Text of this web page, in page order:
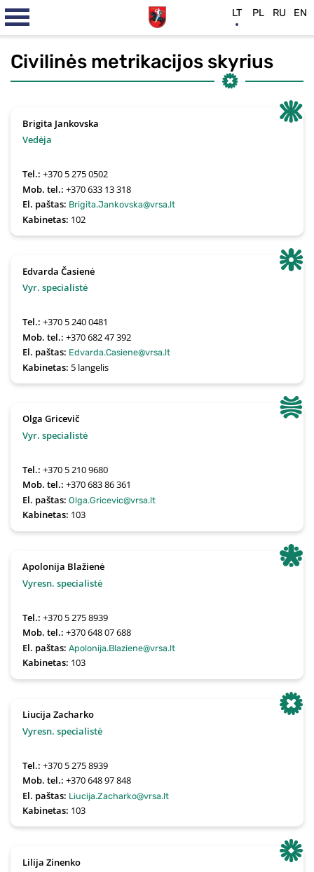
Civilinės metrikacijos skyrius
Brigita Jankovska
Vedėja
Tel.:+370 5 275 0502
Mob. tel.:+370 633 13 318
El. paštas: Brigita.Jankovska@vrsa.lt
Kabinetas: 102
Edvarda Časienė
Vyr. specialistė
Tel.:+370 5 240 0481
Mob. tel.:+370 682 47 392
El. paštas: Edvarda.Casiene@vrsa.lt
Kabinetas: 5 langelis
Olga Gricevič
Vyr. specialistė
Tel.:+370 5 210 9680
Mob. tel.:+370 683 86 361
El. paštas:Olga.Gricevic@vrsa.lt
Kabinetas: 103
Apolonija Blažienė
Vyresn. specialistė
Tel.:+370 5 275 8939
Mob. tel.:+370 648 07 688
El. paštas:Apolonija.Blaziene@vrsa.lt
Kabinetas: 103
Liucija Zacharko
Vyresn. specialistė
Tel.:+370 5 275 8939
Mob. tel.:+370 648 97 848
El. paštas: Liucija.Zacharko@vrsa.lt
Kabinetas: 103
Lilija Zinenko
LT PL RU EN